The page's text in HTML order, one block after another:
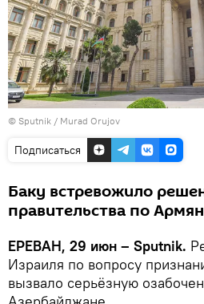
© Sputnik / Murad Orujov
Подписаться
Баку встревожило
правительства по
ЕРЕВАН, 29 июн – Sputnik.
Израиля по вопросу
вызвало серьёзную